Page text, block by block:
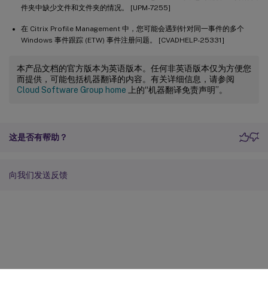
件夹中缺少文件和文件夹的情况。 [UPM-7255]
在 Citrix Profile Management 中，您可能会遇到针对同一事件的多个
Windows 事件跟踪 (ETW) 事件注册问题。 [CVADHELP-25331]
本产品文档的官方版本为英语版本。任何非英语版本仅为方便您
而提供，可能包括机器翻译的内容。有关详细信息，请参阅
Cloud Software Group home 上的“机器翻译免责声明”。
这是否有帮助？
向我们发送反馈